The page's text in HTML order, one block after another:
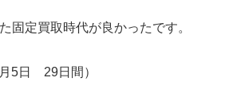
固定買取時代が良かったです。
5日 29日間）